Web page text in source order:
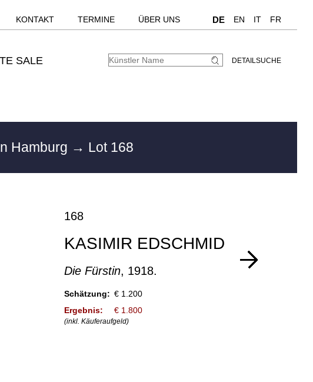
KONTAKT TERMINE ÜBER UNS DE EN IT FR
SALE DETAILSUCHE
Hamburg → Lot 168
168
KASIMIR EDSCHMID
Die Fürstin, 1918.
Schätzung: € 1.200
Ergebnis:
€ 1.800
(inkl. Käuferaufgeld)